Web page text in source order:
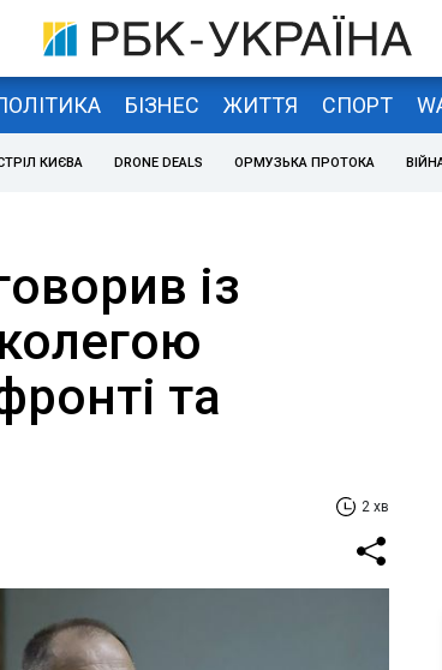
БІЗНЕС ЖИТТЯ СПОРТ
КИЄВА DRONE DEALS ОРМУЗЬКА ПРОТОКА
із
та
2 хв